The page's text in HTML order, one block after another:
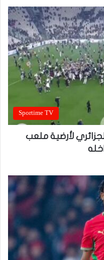
Sportime TV
لأرضية ملعب